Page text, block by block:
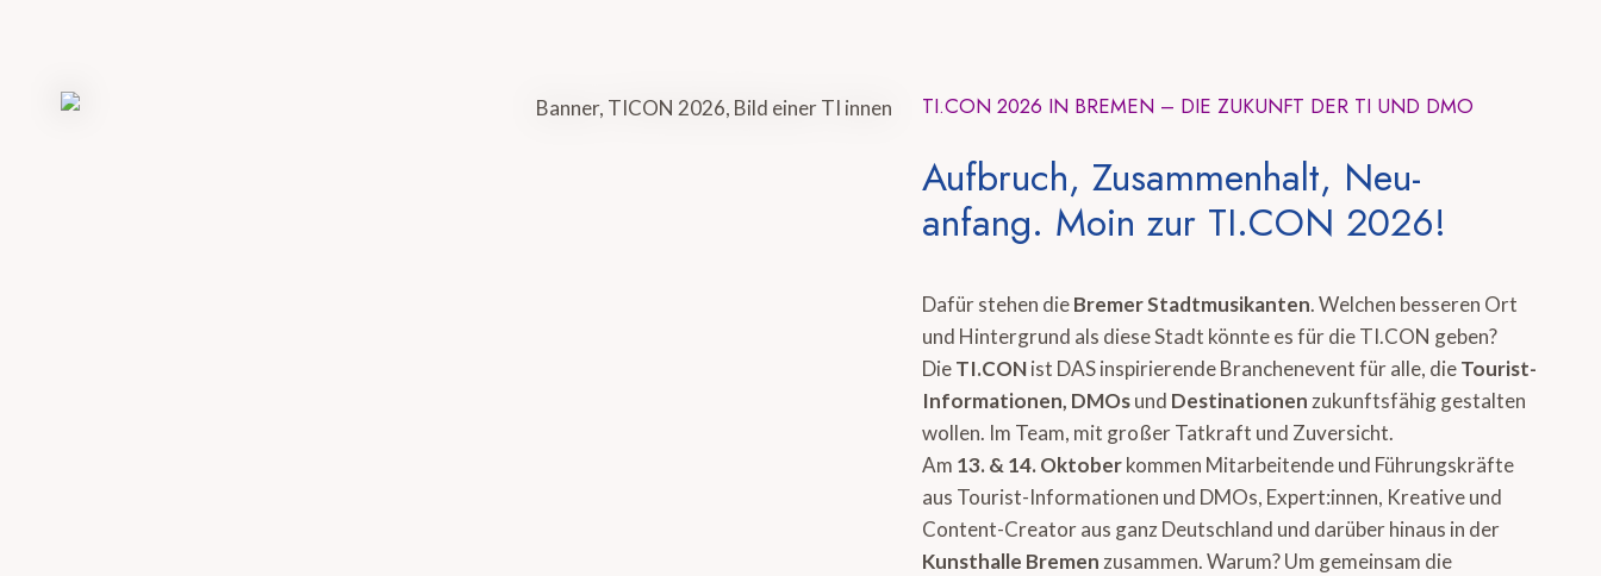
TI.CON 2026 IN BREMEN – DIE ZUKUNFT DER TI UND DMO
Aufbruch, Zusammenhalt, Neu-
anfang. Moin zur TI.CON 2026!
Dafür stehen dieBremer Stadtmusikanten. Welchen besseren Ort
und Hintergrund als diese Stadt könnte es für die TI.CON geben?
DieTI.CONist DAS inspirierende Branchenevent für alle, dieTourist-
Informationen, DMOsund Destinationen zukunftsfähig gestalten
wollen. Im Team, mit großer Tatkraft und Zuversicht.
Am 13. & 14. Oktoberkommen Mitarbeitende und Führungskräfte
aus Tourist-Informationen und DMOs, Expert:innen, Kreative und
Content-Creator aus ganz Deutschland und darüber hinaus in der
Kunsthalle Bremen zusammen. Warum? Um gemeinsam die